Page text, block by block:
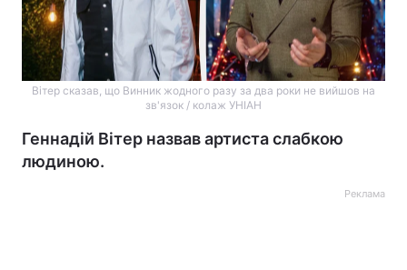
Вітер сказав, що Винник жодного разу за два роки не вийшов на
зв'язок / колаж УНІАН
Геннадій Вітер назвав артиста слабкою
людиною.
Реклама